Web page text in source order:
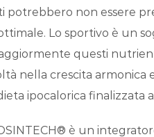
non essere
Lo sportivo è un
questi
nella crescita
ipocalorica finalizzata
è un